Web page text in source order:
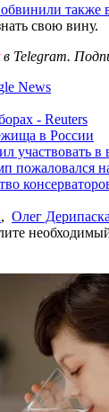
также
свою вину.
в Telegram.
News
- Reuters
в России
участвовать
пожаловался
, Олег Дерипаска